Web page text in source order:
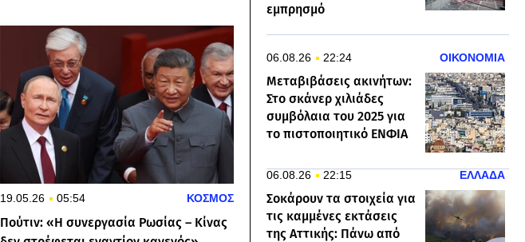
19.05.26 05:54 ΚΟΣΜΟΣ
Πούτιν: «Η συνεργασία Ρωσίας – Κίνας
εμπρησμό
06.08.26 22:24 ΟΙΚΟΝΟΜΙΑ
Μεταβιβάσεις ακινήτων:
Στο σκάνερ χιλιάδες
συμβόλαια του 2025 για
το πιστοποιητικό ΕΝΦΙΑ
06.08.26 22:15 ΕΛΛΑΔΑ
Σοκάρουν τα στοιχεία για
τις καμμένες εκτάσεις
της Αττικής: Πάνω από